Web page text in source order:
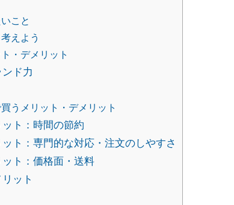
こと
えよう
・デメリット
ド力
うメリット・デメリット
ト：時間の節約
ト：専門的な対応・注文のしやすさ
ト：価格面・送料
ット